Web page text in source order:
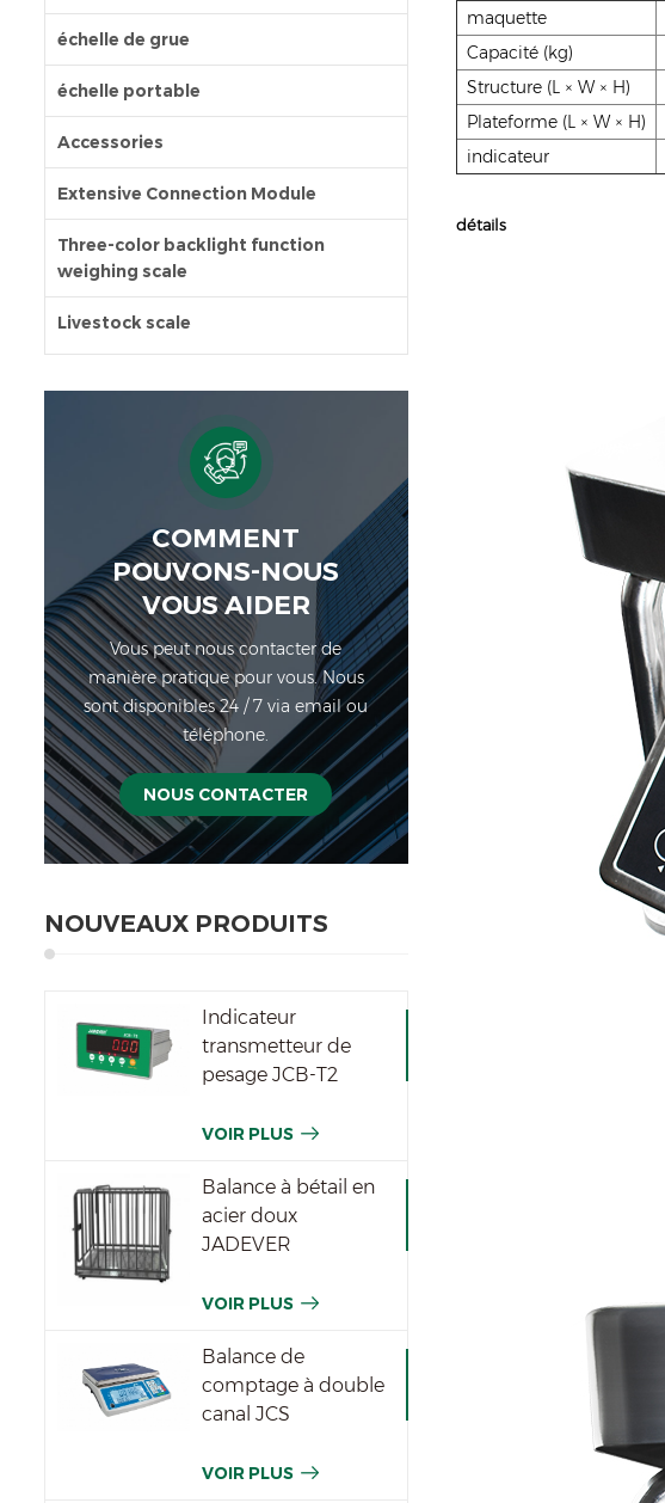
échelle de grue
échelle portable
Accessories
Extensive Connection Module
Three-color backlight function
weighing scale
Livestock scale
COMMENT
POUVONS-NOUS
VOUS AIDER
Vous peut nous contacter de
manière pratique pour vous. Nous
sont disponibles 24 / 7 via email ou
téléphone.
NOUS CONTACTER
NOUVEAUX PRODUITS
Indicateur
transmetteur de
pesage JCB-T2
VOIR PLUS
Balance à bétail en
acier doux
JADEVER
VOIR PLUS
Balance de
comptage à double
canal JCS
VOIR PLUS
maquette
Capacité (kg)
Structure (L × W × H)
Plateforme (L × W × H)
indicateur
détails